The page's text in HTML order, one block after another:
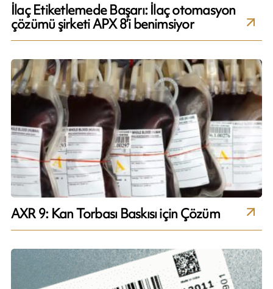
İlaç Etiketlemede Başarı: İlaç otomasyon
çözümü şirketi APX 8’i benimsiyor
AXR 9: Kan Torbası Baskısı için Çözüm